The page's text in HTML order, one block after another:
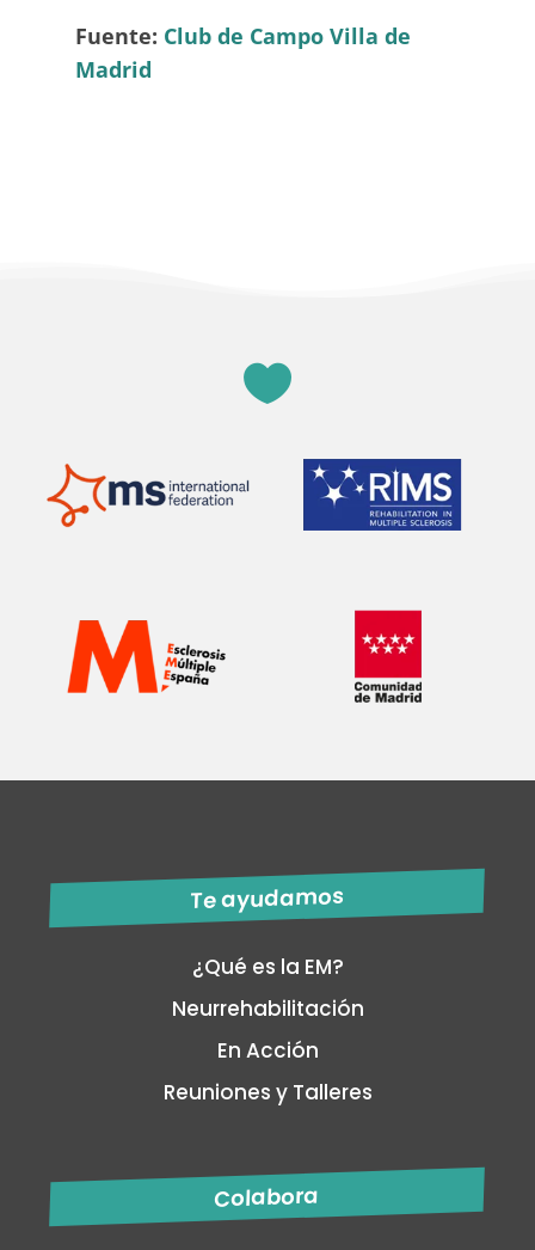
Fuente: Club de Campo Villa de
Madrid

Te ayudamos
¿Qué es la EM?
Neurrehabilitación
En Acción
Reuniones y Talleres
Colabora